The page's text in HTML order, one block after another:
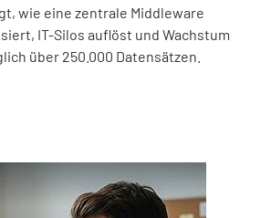
wie eine zentrale Middleware
IT-Silos auflöst und Wachstum
über 250.000 Datensätzen.